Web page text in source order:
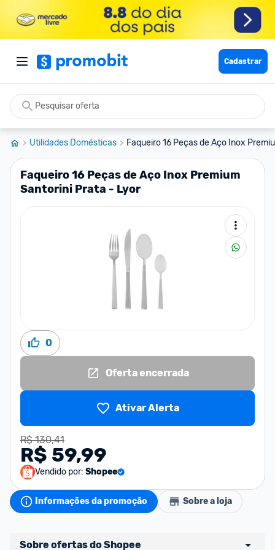
Cadastrar
Utilidades Domésticas Faqueiro 16 Peças de Aço Inox
Faqueiro 16 Peças de Aço Inox Premium
Santorini Prata - Lyor
0
Oferta encerrada
Ativar Alerta
R$ 130,41
R$ 59,99
Vendido por: Shopee
Informações da promoção Sobre a loja
Sobre ofertas do Shopee